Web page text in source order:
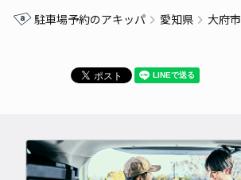
駐車場予約のアキッパ 愛知県 大府市